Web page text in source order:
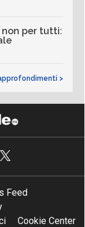
non per tutti:
>
Feed
Cookie Center